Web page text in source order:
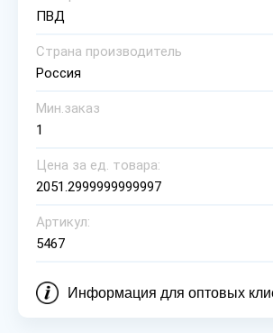
ПВД
Страна производитель
Россия
Мин.заказ
1
Цена за ед. товара:
2051.2999999999997
Артикул:
5467
Информация для оптовых